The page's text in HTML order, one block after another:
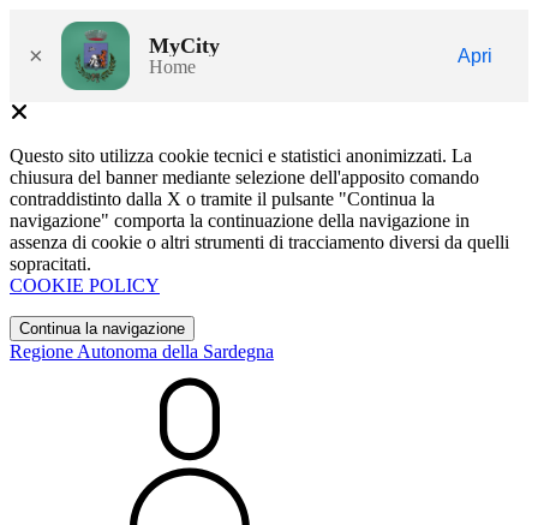
× MyCity
Home
Apri
Questo sito utilizza cookie tecnici e statistici anonimizzati. La
chiusura del banner mediante selezione dell'apposito comando
contraddistinto dalla X o tramite il pulsante "Continua la
navigazione" comporta la continuazione della navigazione in
assenza di cookie o altri strumenti di tracciamento diversi da quelli
sopracitati.
COOKIE POLICY
Continua la navigazione
Regione Autonoma della Sardegna